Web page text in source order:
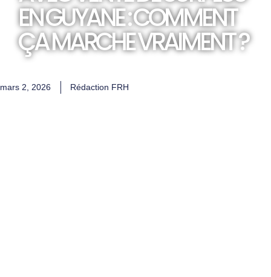
EN GUYANE : COMMENT
ÇA MARCHE VRAIMENT ?
mars 2, 2026 Rédaction FRH